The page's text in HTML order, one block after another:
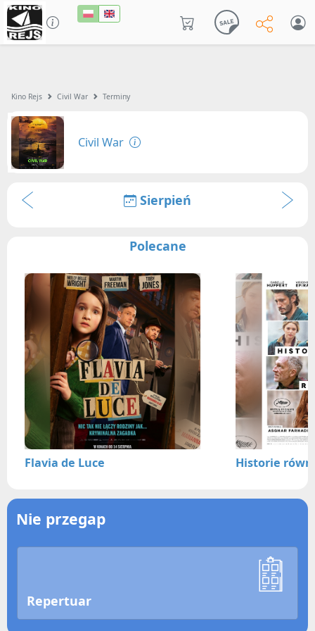
Kino Rejs Civil War Terminy
Civil War
Sierpień
Polecane
Flavia de Luce Historie
Nie przegap
Repertuar